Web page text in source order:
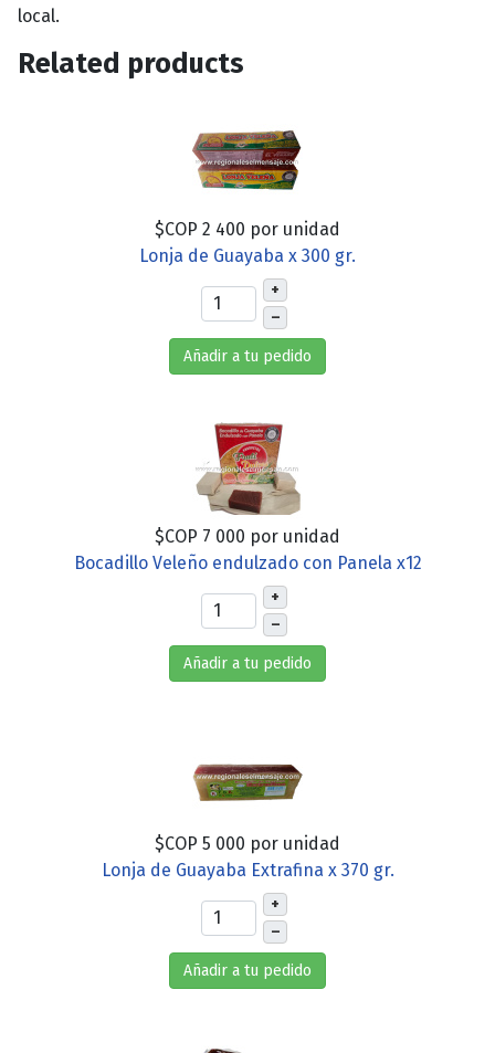
local.
Related products
$COP 2 400 por unidad
Lonja de Guayaba x 300 gr.
+
–
Añadir a tu pedido
$COP 7 000 por unidad
Bocadillo Veleño endulzado con Panela x12
+
–
Añadir a tu pedido
$COP 5 000 por unidad
Lonja de Guayaba Extrafina x 370 gr.
+
–
Añadir a tu pedido